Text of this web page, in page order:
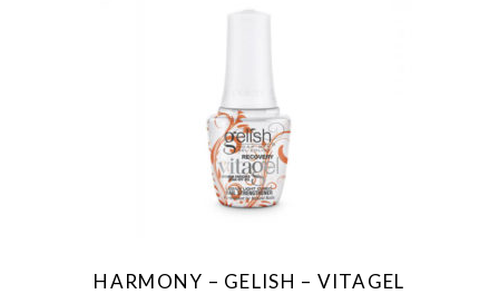
HARMONY – GELISH – VITAGEL